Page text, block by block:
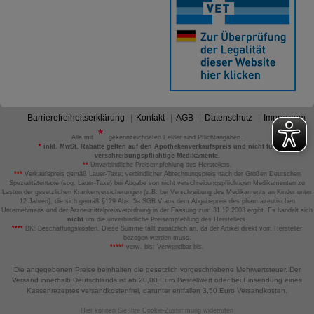
Barrierefreiheitserklärung Kontakt AGB Datenschutz Impressum
Alle mit
gekennzeichneten Felder sind Pflichtangaben.
* inkl. MwSt. Rabatte gelten auf den Apothekenverkaufspreis und nicht für
verschreibungspflichtige Medikamente.
**Unverbindliche Preisempfehlung des Herstellers.
***Verkaufspreis gemäß Lauer-Taxe; verbindlicher Abrechnungspreis nach der Großen Deutschen
Spezialitätentaxe (sog. Lauer-Taxe) bei Abgabe von nicht verschreibungspflichtigen Medikamenten zu
Lasten der gesetzlichen Krankenversicherungen (z.B. bei Verschreibung des Medikaments an Kinder unter
12 Jahren), die sich gemäß §129 Abs. 5a SGB V aus dem Abgabepreis des pharmazeutischen
Unternehmens und der Arzneimittelpreisverordnung in der Fassung zum 31.12.2003 ergibt. Es handelt sich
nichtum die unverbindliche Preisempfehlung des Herstellers.
**** BK: Beschaffungskosten. Diese Summe fällt zusätzlich an, da der Artikel direkt vom Hersteller
bezogen werden muss.
***** verw. bis: Verwendbar bis.
Die angegebenen Preise beinhalten die gesetzlich vorgeschriebene Mehrwertsteuer. Der
Versand innerhalb Deutschlands ist ab 20,00 Euro Bestellwert oder bei Einsendung eines
Kassenrezeptes versandkostenfrei, darunter entfallen 3,50 Euro Versandkosten.
Hier können Sie Ihre Cookie-Zustimmung widerrufen